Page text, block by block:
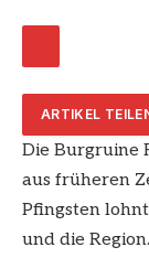
ARTIKEL
Die Burgruine
aus früheren
Pfingsten
und die Region.